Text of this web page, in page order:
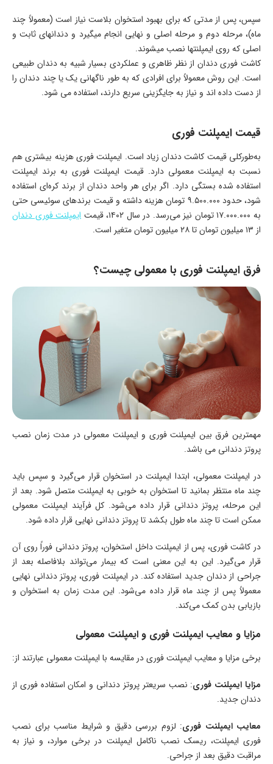
سپس، پس از مدتی که برای بهبود استخوان بلاست نیاز است (معمولاً چند
ماه)، مرحله دوم و مرحله اصلی و نهایی انجام میگیرد و دندانهای ثابت و
اصلی که روی ایمپلنتها نصب میشوند.
کاشت فوری دندان از نظر ظاهری و عملکردی بسیار شبیه به دندان طبیعی
است. این روش معمولاً برای افرادی که به طور ناگهانی یک یا چند دندان را
از دست داده اند و نیاز به جایگزینی سریع دارند، استفاده می شود.
قیمت ایمپلنت فوری
به‌طورکلی قیمت کاشت دندان زیاد است. ایمپلنت‌ فوری هزینه بیشتری هم
نسبت به ایمپلنت معمولی دارد. قیمت ایمپلنت فوری به برند ایمپلنت
استفاده شده بستگی دارد. اگر برای هر واحد دندان از برند کره‌ای استفاده
شود، حدود ۹.۵۰۰.۰۰۰ تومان هزینه داشته و قیمت برندهای سوئیسی حتی
به ۱۷.۰۰۰.۰۰۰ تومان نیز می‌رسد. در سال ۱۴۰۲، قیمت
ایمپلنت فوری دندان
از ۱۳ میلیون تومان تا ۲۸ میلیون تومان متغیر است.
فرق ایمپلنت فوری با معمولی چیست؟
مهمترین فرق بین ایمپلنت فوری و ایمپلنت معمولی در مدت زمان نصب
پروتز دندانی می باشد.
در ایمپلنت معمولی، ابتدا ایمپلنت در استخوان قرار می‌گیرد و سپس باید
چند ماه منتظر بمانید تا استخوان به خوبی به ایمپلنت متصل شود. بعد از
این مرحله، پروتز دندانی قرار داده می‌شود. کل فرآیند ایمپلنت معمولی
ممکن است تا چند ماه طول بکشد تا پروتز دندانی نهایی قرار داده شود.
در کاشت فوری، پس از ایمپلنت داخل استخوان، پروتز دندانی فوراً روی آن
قرار می‌گیرد. این به این معنی است که بیمار می‌تواند بلافاصله بعد از
جراحی از دندان جدید استفاده کند. در ایمپلنت فوری، پروتز دندانی نهایی
معمولاً پس از چند ماه قرار داده می‌شود. این مدت زمان به استخوان و
بازیابی بدن کمک می‌کند.
مزایا و معایب ایمپلنت فوری و ایمپلنت معمولی
برخی مزایا و معایب ایمپلنت فوری در مقایسه با ایمپلنت معمولی عبارتند از:
مزایا ایمپلنت فوری: نصب سریعتر پروتز دندانی و امکان استفاده فوری از
دندان جدید.
معایب ایمپلنت فوری: لزوم بررسی دقیق و شرایط مناسب برای نصب
فوری ایمپلنت، ریسک نصب ناکامل ایمپلنت در برخی موارد، و نیاز به
مراقبت دقیق بعد از جراحی.